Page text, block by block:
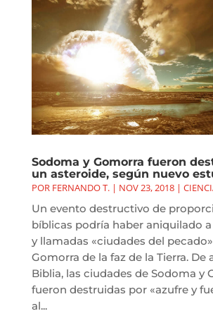
Sodoma y Gomorra fueron
un asteroide, según nuevo
POR FERNANDO T.| NOV 23, 2018|
Un evento destructivo de
bíblicas podría haber aniquilado
y llamadas «ciudades del
Gomorra de la faz de la Tierra. De
Biblia, las ciudades de Sodoma y
fueron destruidas por «azufre y
al...